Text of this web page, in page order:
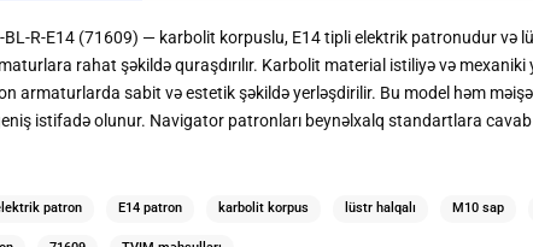
R-E14 (71609) — karbolit korpuslu, E14 tiplielektrik patronudur və
rahat şəkildə quraşdırılır. Karbolit material istiliyə və
armaturlarda sabit və estetik şəkildə yerləşdirilir. Bu model həm
istifadə olunur. Navigator patronları beynəlxalq standartlara cavab
patron E14 patron karbolit korpus lüstr halqalı M10 sap